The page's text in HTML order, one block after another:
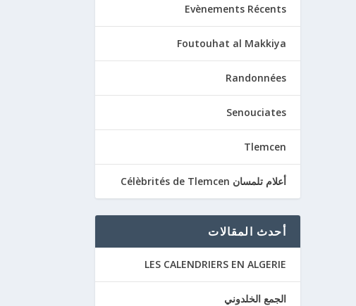
Evènements Récents
Foutouhat al Makkiya
Randonnées
Senouciates
Tlemcen
أعلام تلمسان Célèbrités de Tlemcen
أحدث المقالات
LES CALENDRIERS EN ALGERIE
الجمع الخلدوني